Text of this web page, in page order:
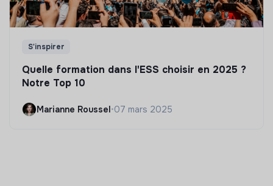
S'inspirer
Quelle formation dans l'ESS choisir en 2025 ?
Notre Top 10
Marianne Roussel•07 mars 2025